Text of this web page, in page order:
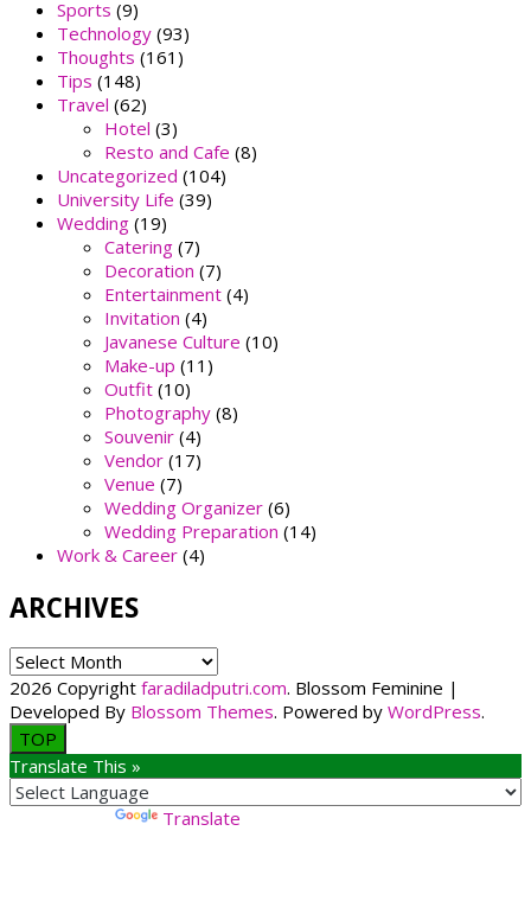
Sports (9)
Technology (93)
Thoughts (161)
Tips (148)
Travel (62)
Hotel (3)
Resto and Cafe (8)
Uncategorized (104)
University Life (39)
Wedding (19)
Catering (7)
Decoration (7)
Entertainment (4)
Invitation (4)
Javanese Culture (10)
Make-up (11)
Outfit (10)
Photography (8)
Souvenir (4)
Vendor (17)
Venue (7)
Wedding Organizer (6)
Wedding Preparation (14)
Work & Career (4)
ARCHIVES
ARCHIVES
2026 Copyright faradiladputri.com. Blossom Feminine |
Developed By Blossom Themes. Powered by WordPress.
TOP
Translate This »
Translate